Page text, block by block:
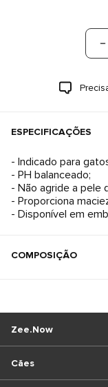
ESPECIFICAÇÕES
- Indicado para
- PH balanceado;
- Não agride a pele
- Proporciona
- Disponível em
COMPOSIÇÃO
Cães
Zee.Now